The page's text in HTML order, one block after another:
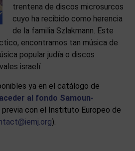
trentena de discos microsurcos
cuyo ha recibido como herencia
de la familia Szlakmann. Este
encontramos tan música de
popular judía o discos
israelí.
ya en el catálogo de
aceder al fondo Samoun-
con el Instituto Europeo de
).